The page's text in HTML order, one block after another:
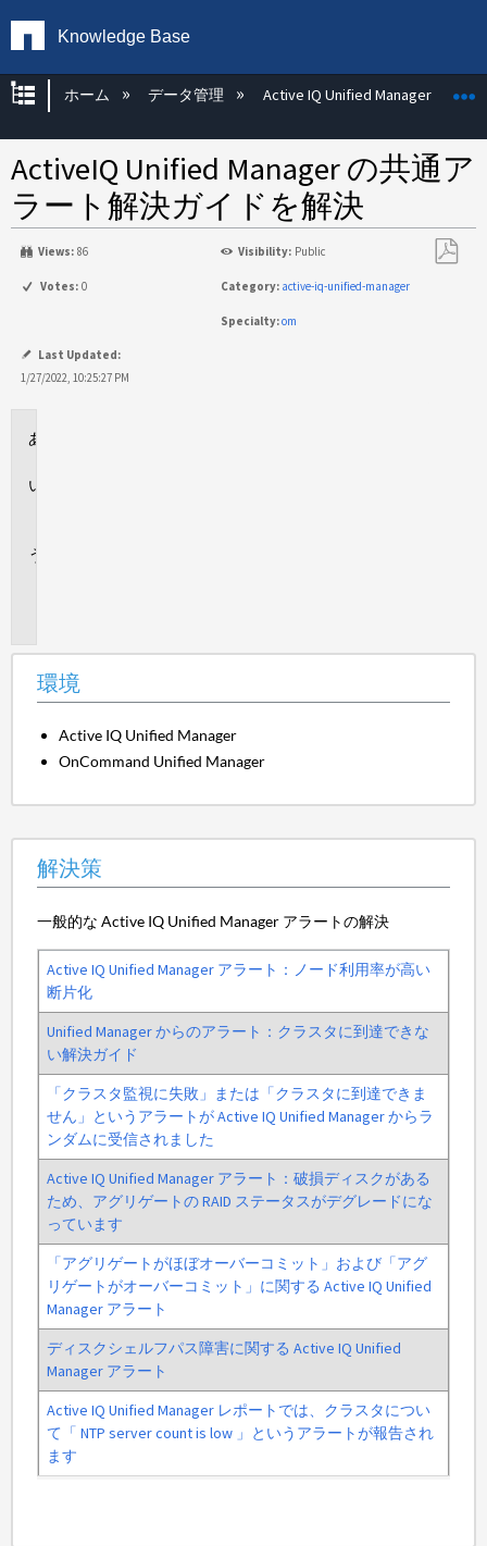
Knowledge Base
グローバル階層を展開/折りたたむ
ホーム データ管理 Active IQ Unified Manager
ActiveIQ Unified Manager の共通ア
ラート解決ガイドを解決
Views: 86 Visibility: Public
Votes: 0 Category: active-iq-unified-manager
Specialty:om
Last Updated:
1/27/2022, 10:25:27 PM
環境
Active IQ Unified Manager
OnCommand Unified Manager
解決策
一般的な Active IQ Unified Manager アラートの解決
Active IQ Unified Manager アラート：ノード利用率が高い
断片化
Unified Manager からのアラート：クラスタに到達できな
い解決ガイド
「クラスタ監視に失敗」または「クラスタに到達できま
せん」というアラートが Active IQ Unified Manager からラ
ンダムに受信されました
Active IQ Unified Manager アラート：破損ディスクがある
ため、アグリゲートの RAID ステータスがデグレードにな
っています
「アグリゲートがほぼオーバーコミット」および「アグ
リゲートがオーバーコミット」に関する Active IQ Unified
Manager アラート
ディスクシェルフパス障害に関する Active IQ Unified
Manager アラート
Active IQ Unified Manager レポートでは、クラスタについ
て「 NTP server count is low 」というアラートが報告され
ます